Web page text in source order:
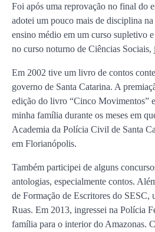
Foi após uma reprovação no final do
adotei um pouco mais de disciplina
ensino médio em um curso supletivo
no curso noturno de Ciências Sociais,
Em 2002 tive um livro de contos
governo de Santa Catarina. A
edição do livro “Cinco Movimentos”
minha família durante os meses em
Academia da Polícia Civil de Santa
em Florianópolis.
Também participei de alguns
antologias, especialmente contos.
de Formação de Escritores do SESC,
Ruas. Em 2013, ingressei na Polícia
família para o interior do Amazonas.